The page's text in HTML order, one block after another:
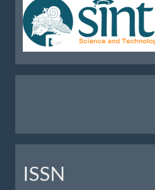
ISSN